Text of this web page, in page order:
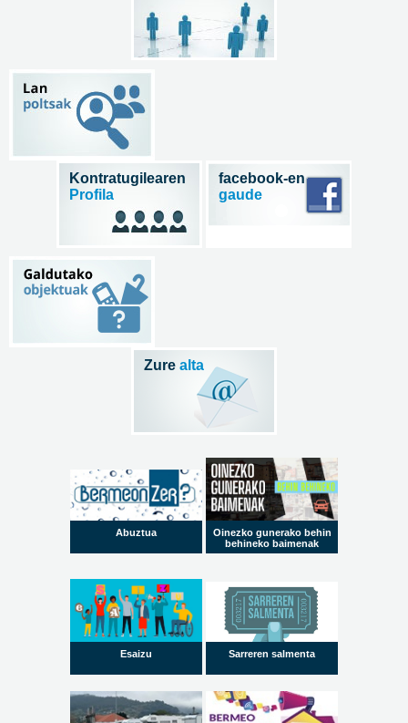
Abuztua
Oinezko gunerako behin
behineko baimenak
Esaizu Sarreren salmenta
Kontratugilearen
Profila
facebook-en
gaude
Zure alta